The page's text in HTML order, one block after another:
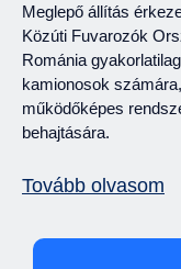
Meglepő állítás
Közúti Fuvarozók
Románia
kamionosok
működőképes
behajtására.
Tovább olvasom